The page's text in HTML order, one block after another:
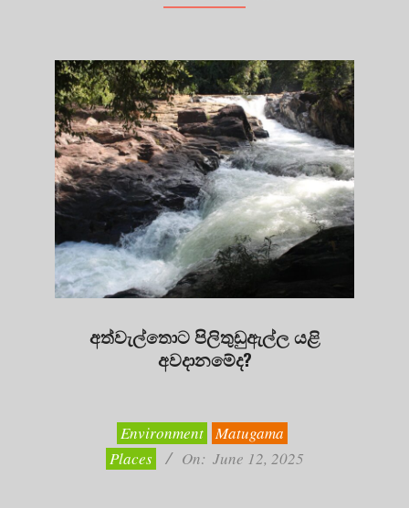
අත්වැල්තොට පිලිතුඩුඇල්ල යළි
අවදානමේද?
Environment Matugama
Places
On: June 12, 2025